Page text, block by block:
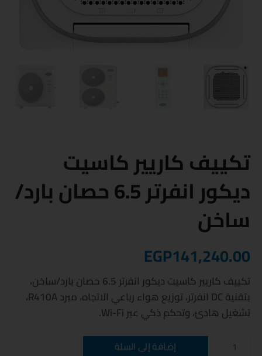
تكييف كاريير كاسيت
ديكور انفرتر 6.5 حصان بارد/
ساخن
EGP141,240.00
تكييف كاريير كاسيت ديكور انفرتر 6.5 حصان بارد/ساخن،
بتقنية DC انفرتر، توزيع هواء رباعي الاتجاه، مبرد R410A،
تشغيل هادئ، وتحكم ذكي عبر Wi-Fi.
تكييف
إضافة إلى السلة